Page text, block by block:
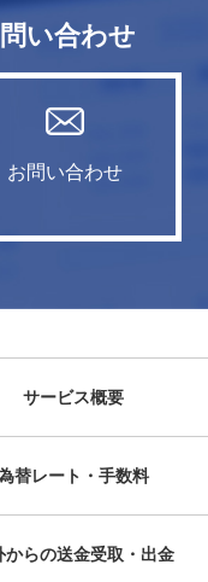
い合わせ
お問い合わせ
サービス概要
替レート・手数料
からの送金受取・出金